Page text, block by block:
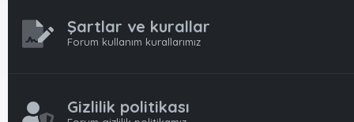
Şartlar ve kurallar
Forum kullanım kurallarımız
Gizlilik politikası